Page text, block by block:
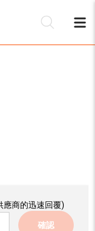
應商的迅速回覆)
確認